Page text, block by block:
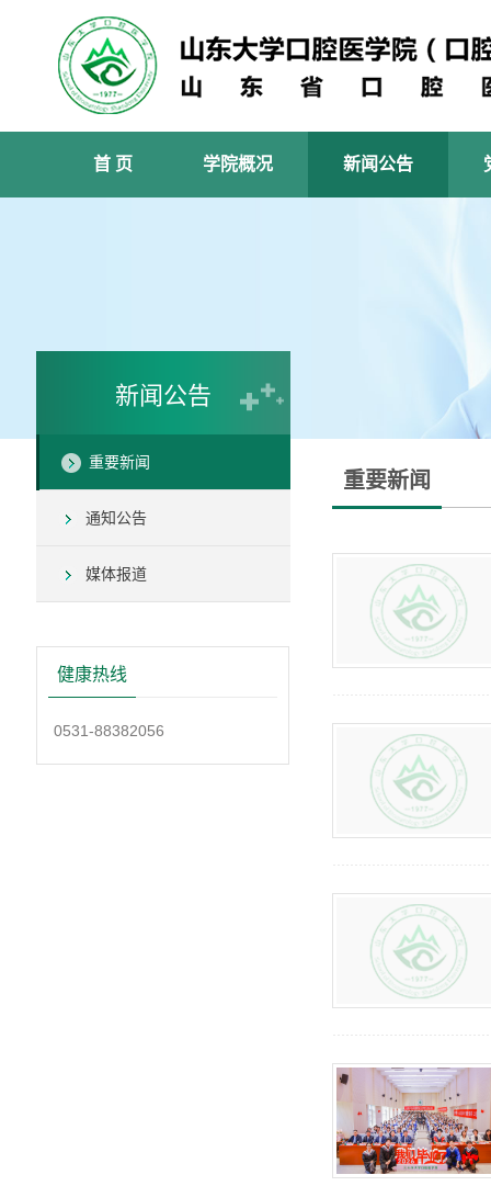
首 页 学院概况 新闻公告
新闻公告
重要新闻
通知公告
媒体报道
健康热线
0531-88382056
重要新闻